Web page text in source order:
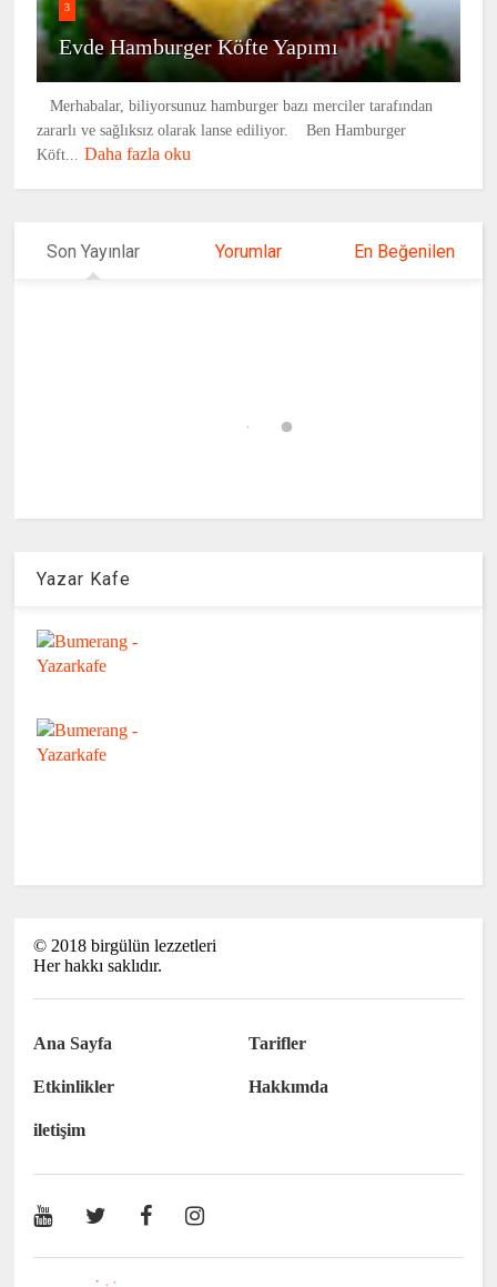
3
Evde Hamburger Köfte Yapımı
Merhabalar, biliyorsunuz hamburger bazı merciler tarafından
zararlı ve sağlıksız olarak lanse ediliyor. Ben Hamburger
Köft... Daha fazla oku
Son Yayınlar Yorumlar En Beğenilen
Yazar Kafe
© 2018 birgülün lezzetleri
Her hakkı saklıdır.
Ana Sayfa Tarifler
Etkinlikler Hakkımda
iletişim